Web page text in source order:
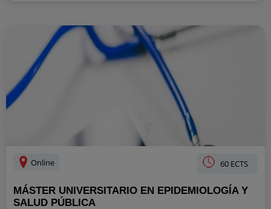
Online 60 ECTS
MÁSTER UNIVERSITARIO EN EPIDEMIOLOGÍA Y
SALUD PÚBLICA